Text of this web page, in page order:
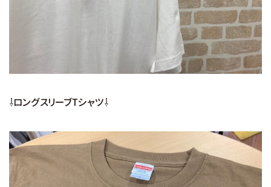
⇩ロングスリーブTシャツ⇩